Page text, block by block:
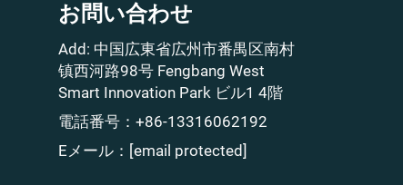
お問い合わせ
Add: 中国広東省広州市番禺区南村
镇西河路98号 Fengbang West
Smart Innovation Park ビル1 4階
電話番号： +86-13316062192
Eメール： [email protected]